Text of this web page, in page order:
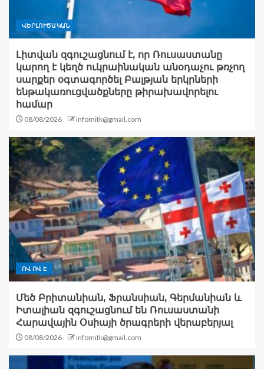
ՎԵՐԼՈՒԾԱԿԱՆ
Լիտվան զգուշացնում է, որ Ռուսաստանը
կարող է կեղծ ուկրաինական անօդաչու թռչող
սարքեր օգտագործել Բալթյան երկրների
ենթակառուցվածքները թիրախավորելու
համար
08/08/2026 infomitk@gmail.com
ՈՎ ՈՎ Է
Մեծ Բրիտանիան, Ֆրանսիան, Գերմանիան և
Իտալիան զգուշացնում են Ռուսաստանի
Հարավային Օսիայի ծրագրերի վերաբերյալ
08/08/2026 infomitk@gmail.com